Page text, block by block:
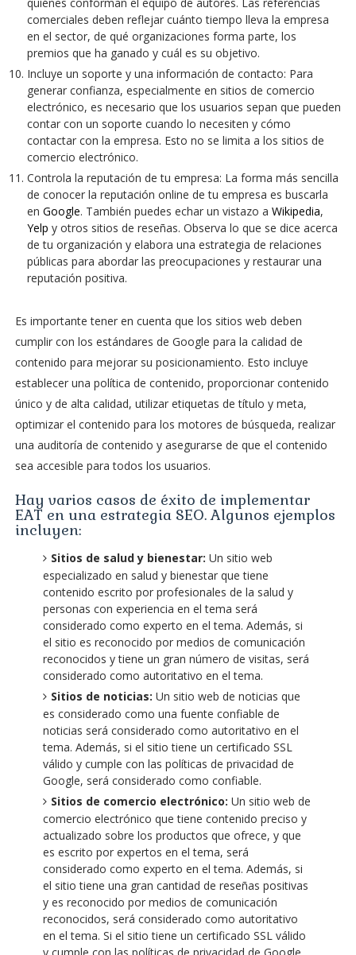
comerciales deben reflejar cuánto tiempo lleva la empresa
en el sector, de qué organizaciones forma parte, los
premios que ha ganado y cuál es su objetivo.
Incluye un soporte y una información de contacto: Para
generar confianza, especialmente en sitios de comercio
electrónico, es necesario que los usuarios sepan que pueden
contar con un soporte cuando lo necesiten y cómo
contactar con la empresa. Esto no se limita a los sitios de
comercio electrónico.
Controla la reputación de tu empresa: La forma más sencilla
de conocer la reputación online de tu empresa es buscarla
en Google. También puedes echar un vistazo a Wikipedia,
Yelp y otros sitios de reseñas. Observa lo que se dice acerca
de tu organización y elabora una estrategia de relaciones
públicas para abordar las preocupaciones y restaurar una
reputación positiva.
Es importante tener en cuenta que los sitios web deben
cumplir con los estándares de Google para la calidad de
contenido para mejorar su posicionamiento. Esto incluye
establecer una política de contenido, proporcionar contenido
único y de alta calidad, utilizar etiquetas de título y meta,
optimizar el contenido para los motores de búsqueda, realizar
una auditoría de contenido y asegurarse de que el contenido
sea accesible para todos los usuarios.
Hay varios casos de éxito de implementar
EAT en una estrategia SEO. Algunos ejemplos
incluyen:
Sitios de salud y bienestar: Un sitio web
especializado en salud y bienestar que tiene
contenido escrito por profesionales de la salud y
personas con experiencia en el tema será
considerado como experto en el tema. Además, si
el sitio es reconocido por medios de comunicación
reconocidos y tiene un gran número de visitas, será
considerado como autoritativo en el tema.
Sitios de noticias: Un sitio web de noticias que
es considerado como una fuente confiable de
noticias será considerado como autoritativo en el
tema. Además, si el sitio tiene un certificado SSL
válido y cumple con las políticas de privacidad de
Google, será considerado como confiable.
Sitios de comercio electrónico: Un sitio web de
comercio electrónico que tiene contenido preciso y
actualizado sobre los productos que ofrece, y que
es escrito por expertos en el tema, será
considerado como experto en el tema. Además, si
el sitio tiene una gran cantidad de reseñas positivas
y es reconocido por medios de comunicación
reconocidos, será considerado como autoritativo
en el tema. Si el sitio tiene un certificado SSL válido
y cumple con las políticas de privacidad de Google,